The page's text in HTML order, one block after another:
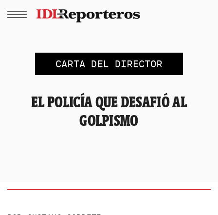
CARTA DEL DIRECTOR
EL POLICÍA QUE DESAFIÓ AL
GOLPISMO